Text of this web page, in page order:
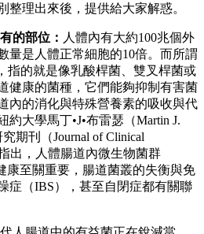
整理出來後，提供給大家解惑。
的部位： 人體內有大約100兆個外
量是人體正常細胞的10倍。而所謂
指的就是像乳酸桿菌、雙叉桿菌或
健康的菌種，它們能夠抑制有害菌
內的消化與特殊營養素的吸收與代
約大學馬丁•J•布雷瑟（Martin J.
期刊（Journal of Clinical
出，人體腸道內微生物菌群
康至關重要，腸道菌叢的失衡與免
症（IBS），甚至自閉症都有關聯